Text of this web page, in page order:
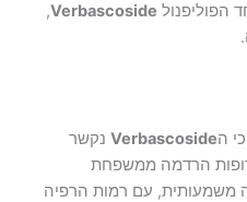
הפוליפנול Verbascoside
,
הVerbascoside נקשר
הרדמה ממשפחת
משמעותית, עם רמות הרפיה